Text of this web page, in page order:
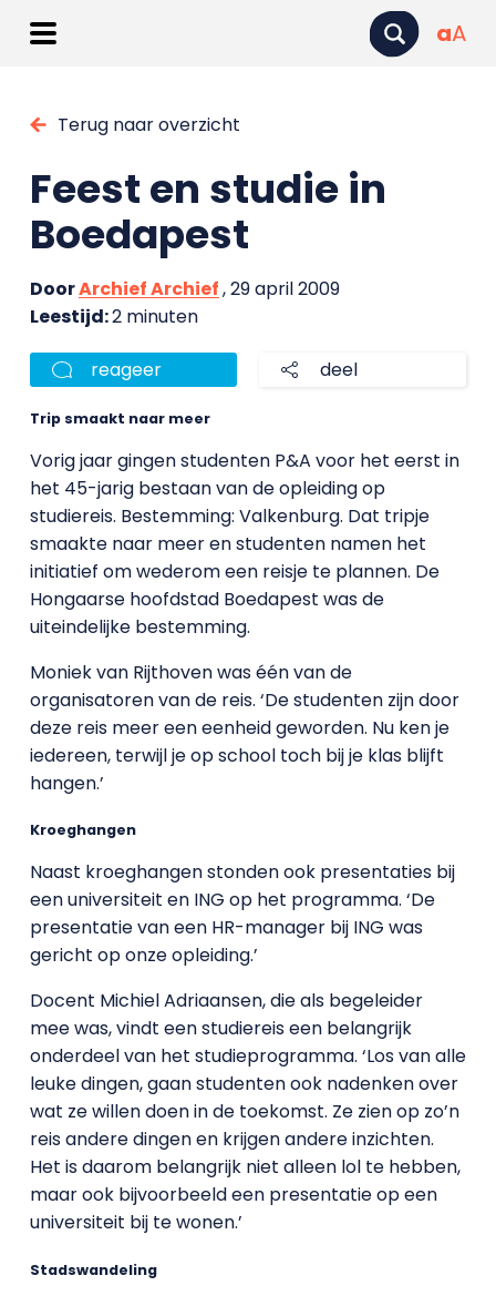
aA
Terug naar overzicht
Feest en studie in
Boedapest
DoorArchief Archief, 29 april 2009
Leestijd:2 minuten
reageer deel
Trip smaakt naar meer
Vorig jaar gingen studenten P&A voor het eerst in
het 45-jarig bestaan van de opleiding op
studiereis. Bestemming: Valkenburg. Dat tripje
smaakte naar meer en studenten namen het
initiatief om wederom een reisje te plannen. De
Hongaarse hoofdstad Boedapest was de
uiteindelijke bestemming.
Moniek van Rijthoven was één van de
organisatoren van de reis. ‘De studenten zijn door
deze reis meer een eenheid geworden. Nu ken je
iedereen, terwijl je op school toch bij je klas blijft
hangen.’
Kroeghangen
Naast kroeghangen stonden ook presentaties bij
een universiteit en ING op het programma. ‘De
presentatie van een HR-manager bij ING was
gericht op onze opleiding.’
Docent Michiel Adriaansen, die als begeleider
mee was, vindt een studiereis een belangrijk
onderdeel van het studieprogramma. ‘Los van alle
leuke dingen, gaan studenten ook nadenken over
wat ze willen doen in de toekomst. Ze zien op zo’n
reis andere dingen en krijgen andere inzichten.
Het is daarom belangrijk niet alleen lol te hebben,
maar ook bijvoorbeeld een presentatie op een
universiteit bij te wonen.’
Stadswandeling